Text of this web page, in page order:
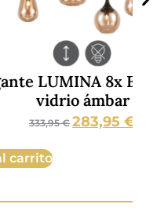
8x E14 negro
€